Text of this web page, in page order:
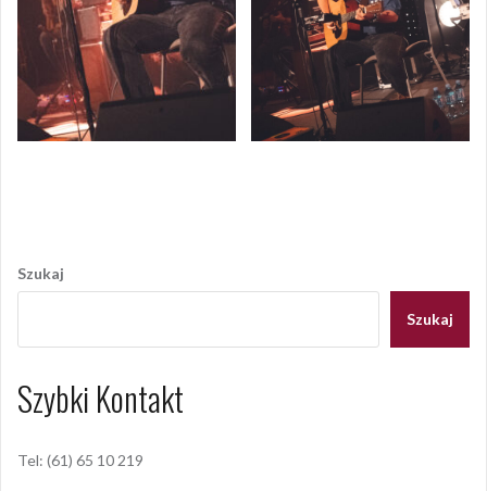
wpisu
Szukaj
Szukaj
Szybki Kontakt
Tel: (61) 65 10 219